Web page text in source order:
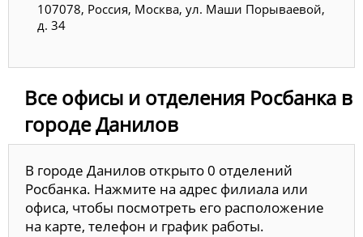
107078, Россия, Москва, ул. Маши Порываевой,
д. 34
Все офисы и отделения Росбанка в
городе Данилов
В городе Данилов открыто 0 отделений
Росбанка. Нажмите на адрес филиала или
офиса, чтобы посмотреть его расположение
на карте, телефон и график работы.